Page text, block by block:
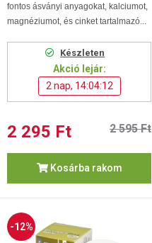
fontos ásványi anyagokat, kalciumot,
magnéziumot, és cinket tartalmazó...
Készleten
Akció lejár:
2 nap, 14:04:11
2 295 Ft 2 595 Ft
Kosárba rakom
-12%